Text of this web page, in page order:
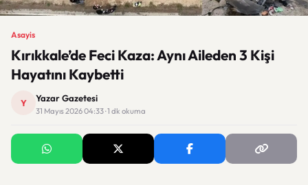
Asayis
Kırıkkale’de Feci Kaza: Aynı Aileden 3 Kişi
Hayatını Kaybetti
Y Yazar Gazetesi
31 Mayıs 2026 04:33 · 1 dk okuma